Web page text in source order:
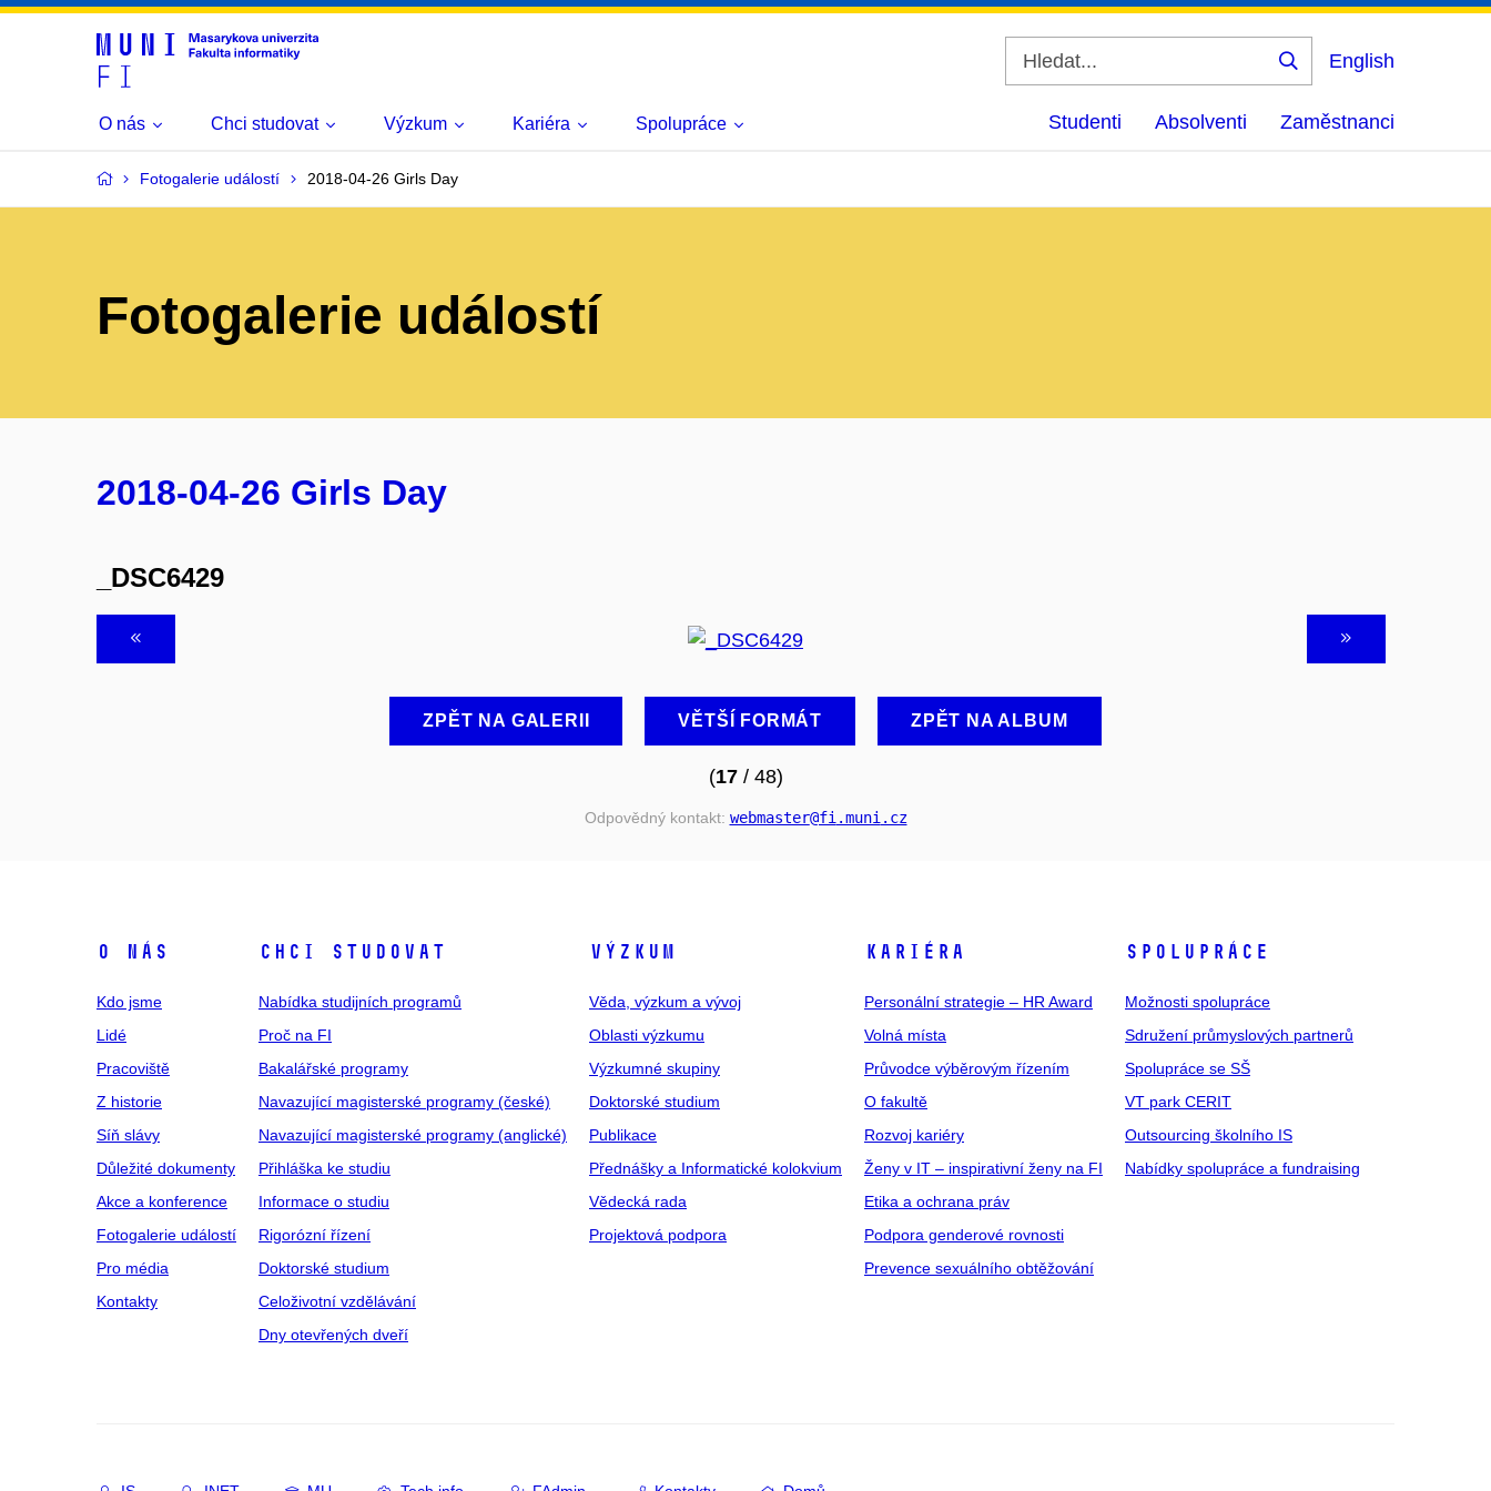
Vyhledat
English
O nás Chci studovat Výzkum Kariéra Spolupráce Studenti Absolventi Zaměstnanci
Fotogalerie událostí 2018-04-26 Girls Day
Fotogalerie událostí
2018-04-26 Girls Day
_DSC6429
ZPĚT NA GALERII VĚTŠÍ FORMÁT ZPĚT NA ALBUM
(17/ 48)
Odpovědný kontakt: webmaster@fi .muni .cz
O NÁS
Kdo jsme
Lidé
Pracoviště
Z historie
Síň slávy
Důležité dokumenty
Akce a konference
Fotogalerie událostí
Pro média
Kontakty
CHCI STUDOVAT
Nabídka studijních programů
Proč na FI
Bakalářské programy
Navazující magisterské programy (české)
Navazující magisterské programy (anglické)
Přihláška ke studiu
Informace o studiu
Rigorózní řízení
Doktorské studium
Celoživotní vzdělávání
Dny otevřených dveří
VÝZKUM
Věda, výzkum a vývoj
Oblasti výzkumu
Výzkumné skupiny
Doktorské studium
Publikace
Přednášky a Informatické kolokvium
Vědecká rada
Projektová podpora
KARIÉRA
Personální strategie – HR Award
Volná místa
Průvodce výběrovým řízením
O fakultě
Rozvoj kariéry
Ženy v IT – inspirativní ženy na FI
Etika a ochrana práv
Podpora genderové rovnosti
Prevence sexuálního obtěžování
SPOLUPRÁCE
Možnosti spolupráce
Sdružení průmyslových partnerů
Spolupráce se SŠ
VT park CERIT
Outsourcing školního IS
Nabídky spolupráce a fundraising